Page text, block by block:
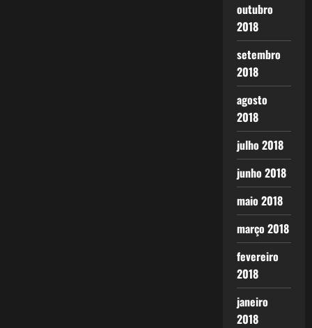
outubro
2018
setembro
2018
agosto
2018
julho 2018
junho 2018
maio 2018
março 2018
fevereiro
2018
janeiro
2018